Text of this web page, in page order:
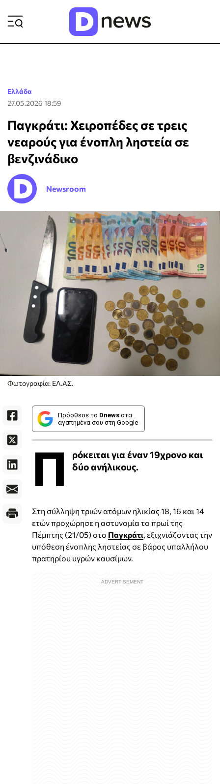
Ελλάδα
27.05.2026 18:59
Παγκράτι: Χειροπέδες σε τρεις
νεαρούς για ένοπλη ληστεία σε
βενζινάδικο
Newsroom
Φωτογραφία: ΕΛ.ΑΣ.
Πρόσθεσε το Dnews στα
αγαπημένα σου στη Google
Π
ρόκειται για έναν 19χρονο και
δύο ανήλικους.
Στη σύλληψη τριών ατόμων ηλικίας 18, 16 και 14
ετών προχώρησε η αστυνομία το πρωί της
Πέμπτης (21/05) στο Παγκράτι, εξιχνιάζοντας την
υπόθεση ένοπλης ληστείας σε βάρος υπαλλήλου
πρατηρίου υγρών καυσίμων.